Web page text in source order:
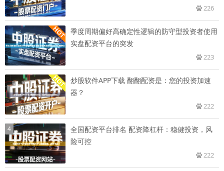
226
季度周期偏好高确定性逻辑的防守型投资者使用
实盘配资平台的突发
223
炒股软件APP下载 翻翻配资是：您的投资加速
器？
222
4
全国配资平台排名 配资降杠杆：稳健投资，风
险可控
222